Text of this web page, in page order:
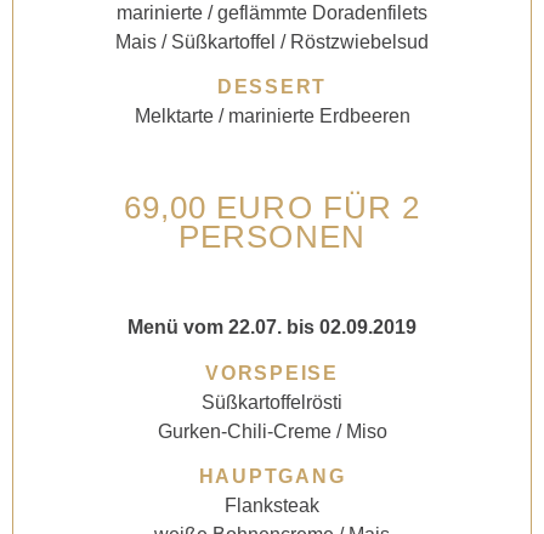
marinierte / geflämmte Doradenfilets
Mais / Süßkartoffel / Röstzwiebelsud
DESSERT
Melktarte / marinierte Erdbeeren
69,00 EURO FÜR 2
PERSONEN
Menü vom 22.07. bis 02.09.2019
VORSPEISE
Süßkartoffelrösti
Gurken-Chili-Creme / Miso
HAUPTGANG
Flanksteak